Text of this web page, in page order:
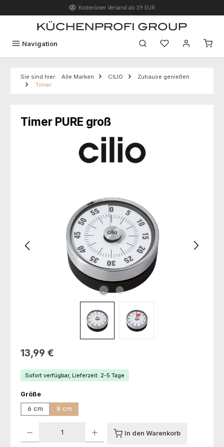
Zum Hauptinhalt springenKostenloser Versand ab 39 EUR
Navigation Du hast 0
Sie sind hier: Alle Marken CILIO
Zuhause genießen
Timer
Timer PURE groß
Regulärer Preis:
13,99 €
Sofort verfügbar, Lieferzeit: 2-5 Tage
Größeauswählen
6 cm
8 cm
In den Warenkorb